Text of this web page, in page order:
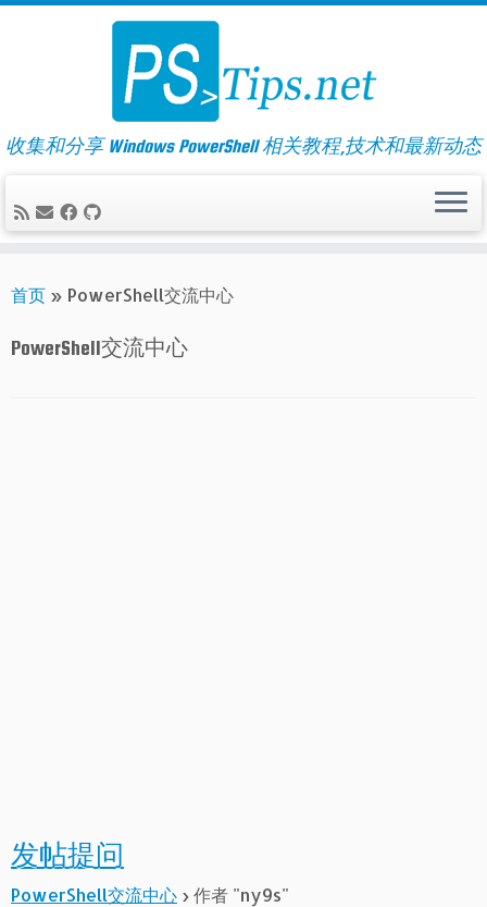
Skip
收集和分享 Windows PowerShell 相关教程,技术和最新动态
首页 » PowerShell交流中心
PowerShell交流中心
发帖提问
PowerShell交流中心 › 作者 "ny9s"